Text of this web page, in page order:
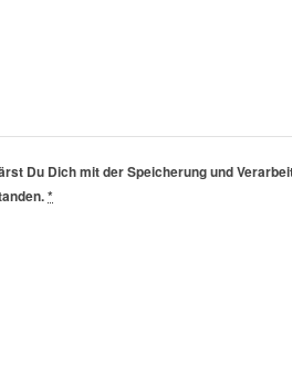
Du Dich mit der Speicherung und
*